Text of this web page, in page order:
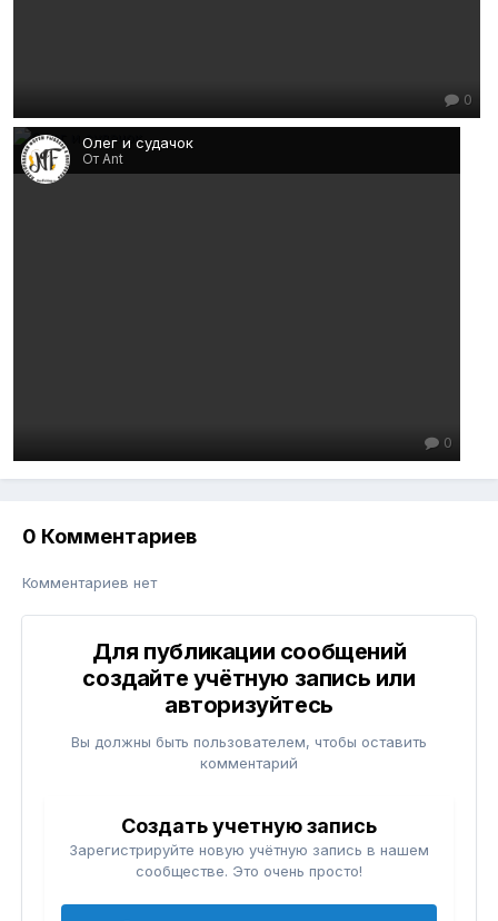
0
Олег и судачок
От Ant
0
0 Комментариев
Комментариев нет
Для публикации сообщений
создайте учётную запись или
авторизуйтесь
Вы должны быть пользователем, чтобы оставить
комментарий
Создать учетную запись
Зарегистрируйте новую учётную запись в нашем
сообществе. Это очень просто!